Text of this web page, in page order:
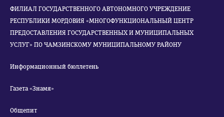
ФИЛИАЛ ГОСУДАРСТВЕННОГО АВТОНОМНОГО УЧРЕЖДЕНИЕ
РЕСПУБЛИКИ МОРДОВИЯ «МНОГОФУНКЦИОНАЛЬНЫЙ ЦЕНТР
ПРЕДОСТАВЛЕНИЯ ГОСУДАРСТВЕННЫХ И МУНИЦИПАЛЬНЫХ
УСЛУГ» ПО ЧАМЗИНСКОМУ МУНИЦИПАЛЬНОМУ РАЙОНУ
Информационный бюллетень
Газета «Знамя»
Общепит